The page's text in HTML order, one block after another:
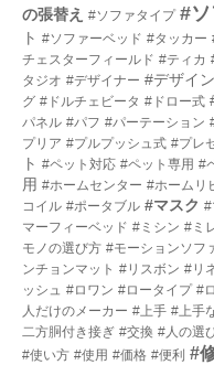
の張替え #ソファタイプ #
ト #ソファーベッド #タッカー
チェスターフィールド #ティカ
タジオ #デザイナー #デザイン
グ #ドルチェビータ #ドロー式
パネル #パフ #パーテーション
プリア #プルプッシュ式 #プレ
ト #ペット対応 #ペット専用 #
用 #ホームセンター #ホームリ
コイル #ポータブル #マスク #
マーフィーベッド #ミシン #ミ
モノの選び方 #モーションソフ
ンチョンマット #リスボン #リ
ッシュ #ロワン #ロータイプ #
人だけのメーカー #上手 #上手
二方胴付き接ぎ #交換 #人の選
#使い方 #使用 #価格 #便利 #